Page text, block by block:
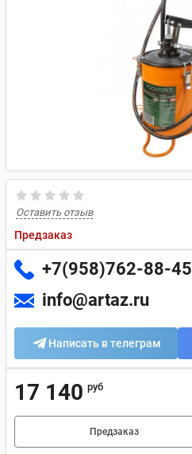
Оставить отзыв
Предзаказ
+7(958)762-88-45
info@artaz.ru
Написать в телеграм
17 140 руб
Предзаказ